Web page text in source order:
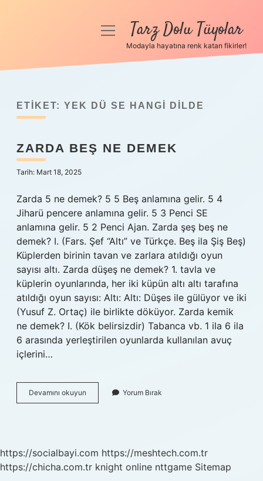
Anasayfa
Yasal Uyarı
Hakkımızda
menüyüTarz Dolu Tüyolar
Modayla hayatına renk katan fikirler!
ETIKET: YEK DÜ SE HANGI DILDE
ZARDA BEŞ NE DEMEK
Tarih: Mart 18, 2025
Zarda 5 ne demek? 5 5 Beş anlamına gelir. 5 4
Jiharü pencere anlamına gelir. 5 3 Penci SE
anlamına gelir. 5 2 Penci Ajan. Zarda şeş beş ne
demek? I. (Fars. Şef “Altı” ve Türkçe. Beş ila Şiş Beş)
Küplerden birinin tavan ve zarlara atıldığı oyun
sayısı altı. Zarda düşeş ne demek? 1. tavla ve
küplerin oyunlarında, her iki küpün altı altı tarafına
atıldığı oyun sayısı: Altı: Altı: Düşes ile gülüyor ve iki
(Yusuf Z. Ortaç) ile birlikte döküyor. Zarda kemik
ne demek? I. (Kök belirsizdir) Tabanca vb. 1 ila 6 ila
6 arasında yerleştirilen oyunlarda kullanılan avuç
içlerini…
Devamını okuyun
Beş
Yorum Bırak
https://socialbayi.com https://meshtech.com.tr
https://chicha.com.tr knight online nttgame Sitemap